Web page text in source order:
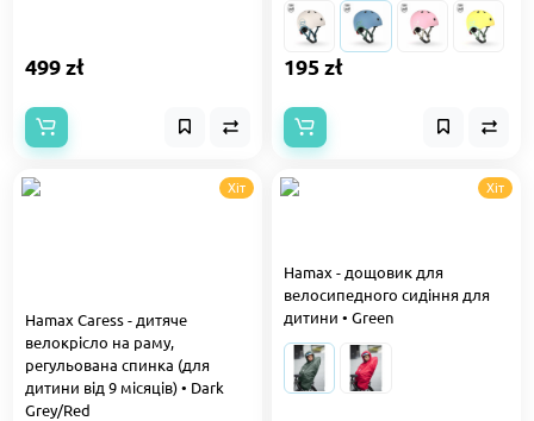
499 zł 195 zł
Хіт
Hamax Caress - дитяче
велокрісло на раму,
регульована спинка (для
дитини від 9 місяців) • Dark
Grey/Red
Хіт
Hamax - дощовик для
велосипедного сидіння для
дитини • Green